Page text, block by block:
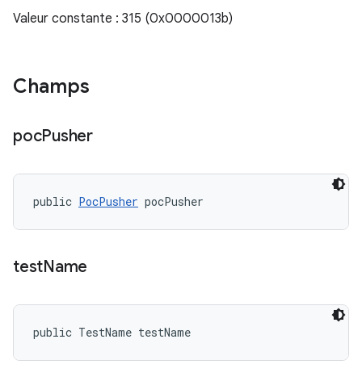
Valeur constante : 315 (0x0000013b)
Champs
pocPusher
public PocPusher pocPusher
testName
public TestName testName